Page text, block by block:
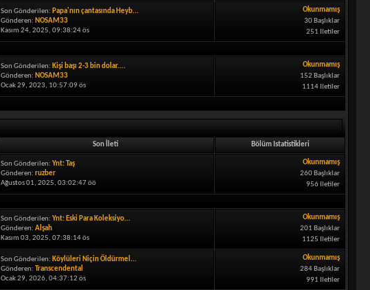
Son Gönderilen: Papa'nın çantasında Heyb...
Gönderen: NOSAM33
Kasım 24, 2025, 09:38:24 ös
Okunmamış
30 Başlıklar
251 Iletiler
Son Gönderilen: Kişi başı 2-3 bin dolar....
Gönderen: NOSAM33
Ocak 29, 2023, 10:57:09 ös
Okunmamış
152 Başlıklar
1114 Iletiler
Son İleti Bölüm Istatistikleri
Son Gönderilen: Ynt: Taş
Gönderen: ruzber
Ağustos 01, 2025, 03:02:47 öö
Okunmamış
260 Başlıklar
956 Iletiler
Son Gönderilen: Ynt: Eski Para Koleksiyo...
Gönderen: Alşah
Kasım 03, 2025, 07:38:14 ös
Okunmamış
201 Başlıklar
1125 Iletiler
Son Gönderilen: Köylüleri Niçin Öldürmel...
Gönderen: Transcendental
Ocak 29, 2026, 04:37:12 ös
Okunmamış
284 Başlıklar
991 Iletiler